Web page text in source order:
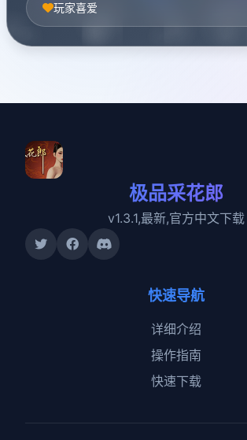
玩家喜爱
极品采花郎
v1.3.1,最新,官方中文下载
快速导航
详细介绍
操作指南
快速下载